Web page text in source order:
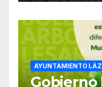
AYUNTAMIENTO
Gobierno